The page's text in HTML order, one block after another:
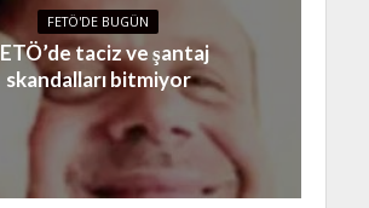
FETÖ'DE BUGÜN
taciz ve şantaj
skandalları bitmiyor